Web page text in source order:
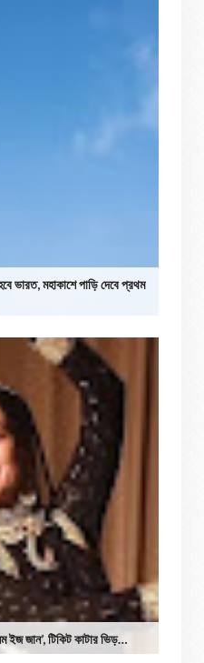
ভারত, মহাকাশে পাড়ি দেবে প্রথম
ইজ জান’, টিকিট কাটার ভিড়…